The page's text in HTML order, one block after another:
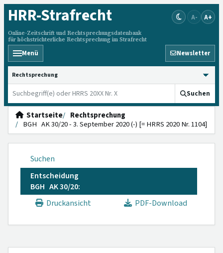
HRR-Strafrecht
Online-Zeitschrift und Rechtsprechungsdatenbank
für höchstrichterliche Rechtsprechung im Strafrecht
A- A+
Menü Newsletter
HRRS durchsuchen
Suchen
Startseite
Rechtsprechung
BGH AK 30/20 - 3. September 2020 (-) [= HRRS 2020 Nr. 1104]
Suchen
Entscheidung
BGH AK 30/20:
Druckansicht
PDF-Download